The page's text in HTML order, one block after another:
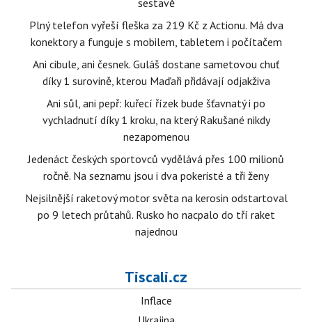
sestavě
Plný telefon vyřeší fleška za 219 Kč z Actionu. Má dva
konektory a funguje s mobilem, tabletem i počítačem
Ani cibule, ani česnek. Guláš dostane sametovou chuť
díky 1 surovině, kterou Maďaři přidávají odjakživa
Ani sůl, ani pepř: kuřecí řízek bude šťavnatý i po
vychladnutí díky 1 kroku, na který Rakušané nikdy
nezapomenou
Jedenáct českých sportovců vydělává přes 100 milionů
ročně. Na seznamu jsou i dva pokeristé a tři ženy
Nejsilnější raketový motor světa na kerosin odstartoval
po 9 letech průtahů. Rusko ho nacpalo do tří raket
najednou
Tiscali.cz
Inflace